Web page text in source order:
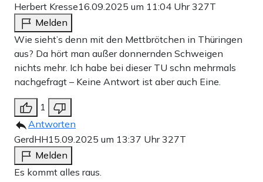
Herbert Kresse16.09.2025 um 11:04 Uhr327T
Melden
Wie sieht’s denn mit den Mettbrötchen in Thüringen
aus? Da hört man außer donnernden Schweigen
nichts mehr. Ich habe bei dieser TU schn mehrmals
nachgefragt – Keine Antwort ist aber auch Eine.
1
Antworten
GerdHH15.09.2025 um 13:37 Uhr327T
Melden
Es kommt alles raus.